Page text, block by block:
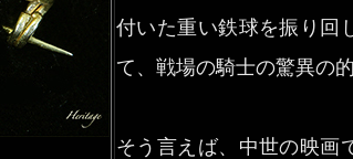
付いた重い鉄球を振り回
て、戦場の騎士の驚異の
そう言えば、中世の映画